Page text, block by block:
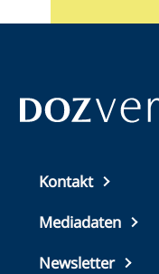
Top
footer
Kontakt
Mediadaten
Newsletter